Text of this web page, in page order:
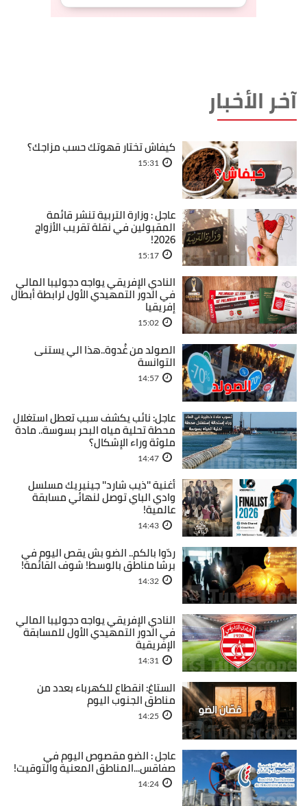
آخر الأخبار
كيفاش تختار قهوتك حسب مزاجك؟
15:31
عاجل : وزارة التربية تنشر قائمة
المقبولين في نقلة تقريب الأزواج
2026!
15:17
النادي الإفريقي يواجه دجوليبا المالي
في الدور التمهيدي الأول لرابطة أبطال
إفريقيا
15:02
الصولد من غُدوة..هذا الي يستنى
التوانسة
14:57
عاجل: نائب يكشف سبب تعطل استغلال
محطة تحلية مياه البحر بسوسة.. مادة
ملوثة وراء الإشكال؟
14:47
أغنية ''ذيب شارد'' جينيريك مسلسل
وادي الباي توصل لنهائي مسابقة
عالمية!
14:43
ردّوا بالكم.. الضو بش يقص اليوم في
برشا مناطق بالوسط! شوف القائمة!
14:32
النادي الإفريقي يواجه دجوليبا المالي
في الدور التمهيدي الأول للمسابقة
الإفريقية
14:31
الستاغ: انقطاع للكهرباء بعدد من
مناطق الجنوب اليوم
14:25
عاجل : الضو مقصوص اليوم في
صفاقس...المناطق المعنية والتوقيت!
14:24